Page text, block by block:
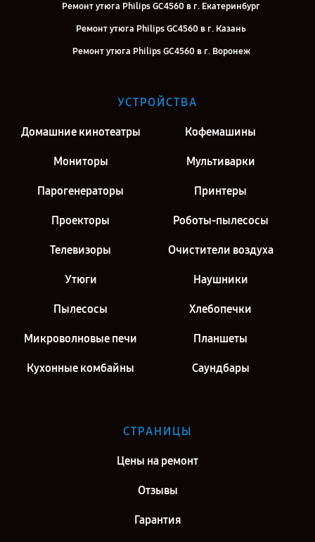
Ремонт утюга Philips GC4560 в г. Екатеринбург
Ремонт утюга Philips GC4560 в г. Казань
Ремонт утюга Philips GC4560 в г. Воронеж
Ремонт утюга Philips GC4560 в г. Киров
УСТРОЙСТВА
Домашние кинотеатры Кофемашины
Мониторы Мультиварки
Парогенераторы Принтеры
Проекторы Роботы-пылесосы
Телевизоры Очистители воздуха
Утюги Наушники
Пылесосы Хлебопечки
Микроволновые печи Планшеты
Кухонные комбайны Саундбары
СТРАНИЦЫ
Цены на ремонт
Отзывы
Гарантия